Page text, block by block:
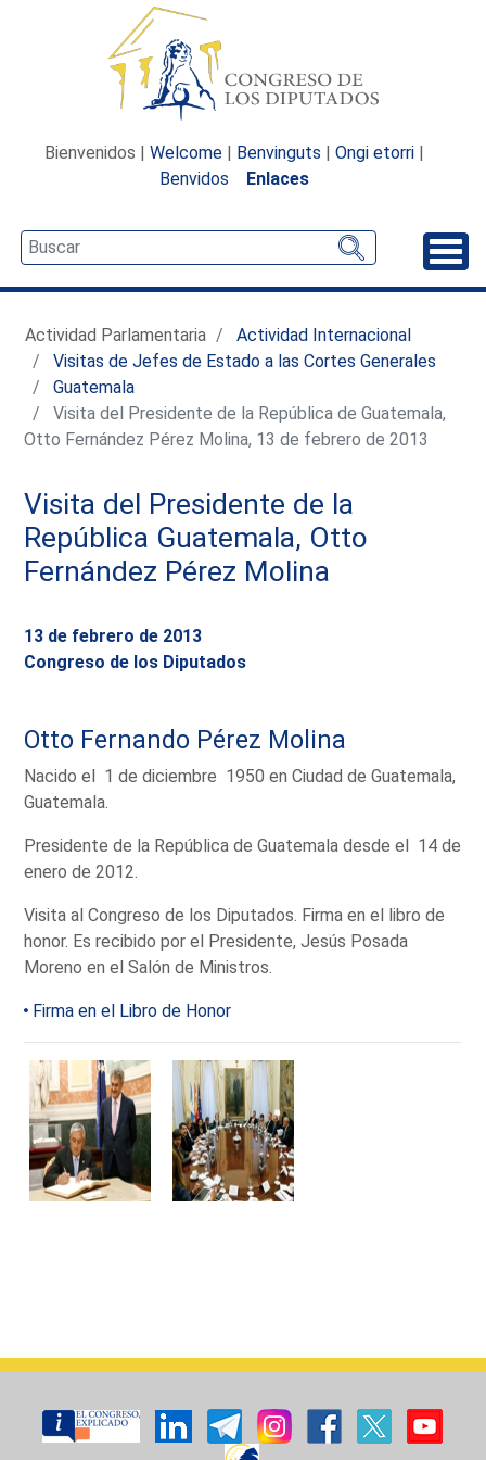
Bienvenidos | Welcome | Benvinguts | Ongi etorri |
Benvidos
Enlaces
Actividad Parlamentaria
Actividad Internacional
Visitas de Jefes de Estado a las Cortes Generales
Guatemala
Visita del Presidente de la República de Guatemala,
Otto Fernández Pérez Molina, 13 de febrero de 2013
Visita del Presidente de la
República Guatemala, Otto
Fernández Pérez Molina
13 de febrero de 2013
Congreso de los Diputados
Otto Fernando Pérez Molina
Nacido el 1 de diciembre 1950 en Ciudad de Guatemala,
Guatemala.
Presidente de la República de Guatemala desde el 14 de
enero de 2012.
Visita al Congreso de los Diputados. Firma en el libro de
honor. Es recibido por el Presidente, Jesús Posada
Moreno en el Salón de Ministros.
Firma en el Libro de Honor